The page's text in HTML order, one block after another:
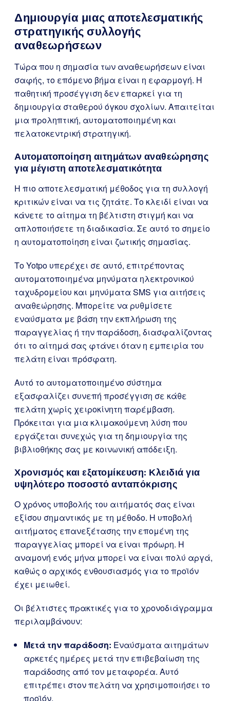
Δημιουργία μιας αποτελεσματικής
στρατηγικής συλλογής
αναθεωρήσεων
Τώρα που η σημασία των αναθεωρήσεων είναι
σαφής, το επόμενο βήμα είναι η εφαρμογή. Η
παθητική προσέγγιση δεν επαρκεί για τη
δημιουργία σταθερού όγκου σχολίων. Απαιτείται
μια προληπτική, αυτοματοποιημένη και
πελατοκεντρική στρατηγική.
Αυτοματοποίηση αιτημάτων αναθεώρησης
για μέγιστη αποτελεσματικότητα
Η πιο αποτελεσματική μέθοδος για τη συλλογή
κριτικών είναι να τις ζητάτε. Το κλειδί είναι να
κάνετε το αίτημα τη βέλτιστη στιγμή και να
απλοποιήσετε τη διαδικασία. Σε αυτό το σημείο
η αυτοματοποίηση είναι ζωτικής σημασίας.
Το Yotpo υπερέχει σε αυτό, επιτρέποντας
αυτοματοποιημένα μηνύματα ηλεκτρονικού
ταχυδρομείου και μηνύματα SMS για αιτήσεις
αναθεώρησης. Μπορείτε να ρυθμίσετε
εναύσματα με βάση την εκπλήρωση της
παραγγελίας ή την παράδοση, διασφαλίζοντας
ότι το αίτημά σας φτάνει όταν η εμπειρία του
πελάτη είναι πρόσφατη.
Αυτό το αυτοματοποιημένο σύστημα
εξασφαλίζει συνεπή προσέγγιση σε κάθε
πελάτη χωρίς χειροκίνητη παρέμβαση.
Πρόκειται για μια κλιμακούμενη λύση που
εργάζεται συνεχώς για τη δημιουργία της
βιβλιοθήκης σας με κοινωνική απόδειξη.
Χρονισμός και εξατομίκευση: Κλειδιά για
υψηλότερο ποσοστό ανταπόκρισης
Ο χρόνος υποβολής του αιτήματός σας είναι
εξίσου σημαντικός με τη μέθοδο. Η υποβολή
αιτήματος επανεξέτασης την επομένη της
παραγγελίας μπορεί να είναι πρόωρη. Η
αναμονή ενός μήνα μπορεί να είναι πολύ αργά,
καθώς ο αρχικός ενθουσιασμός για το προϊόν
έχει μειωθεί.
Οι βέλτιστες πρακτικές για το χρονοδιάγραμμα
περιλαμβάνουν:
Μετά την παράδοση: Εναύσματα αιτημάτων
αρκετές ημέρες μετά την επιβεβαίωση της
παράδοσης από τον μεταφορέα. Αυτό
επιτρέπει στον πελάτη να χρησιμοποιήσει το
προϊόν.